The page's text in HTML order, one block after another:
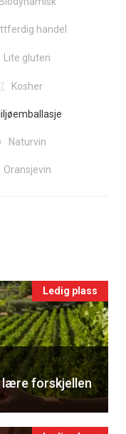
handel
Lite gluten
Kosher
Naturvin
Oransjevin
Ledig plass
lære forskjellen